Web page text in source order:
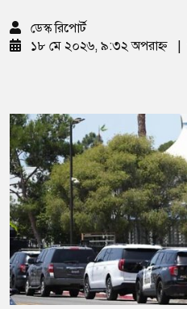
ডেস্ক রিপোর্ট
১৮ মে ২০২৬, ৯:৩২ অপরাহ্ন